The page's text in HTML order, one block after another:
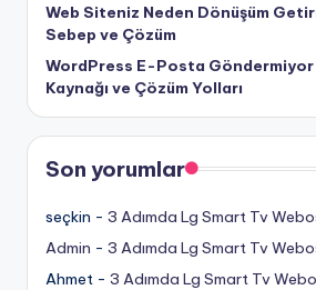
Web Siteniz Neden Dönüşüm
Sebep ve Çözüm
WordPress E-Posta Göndermiyor
Kaynağı ve Çözüm Yolları
Son yorumlar
seçkin - 3 Adımda Lg Smart Tv
Admin - 3 Adımda Lg Smart Tv
Ahmet - 3 Adımda Lg Smart Tv